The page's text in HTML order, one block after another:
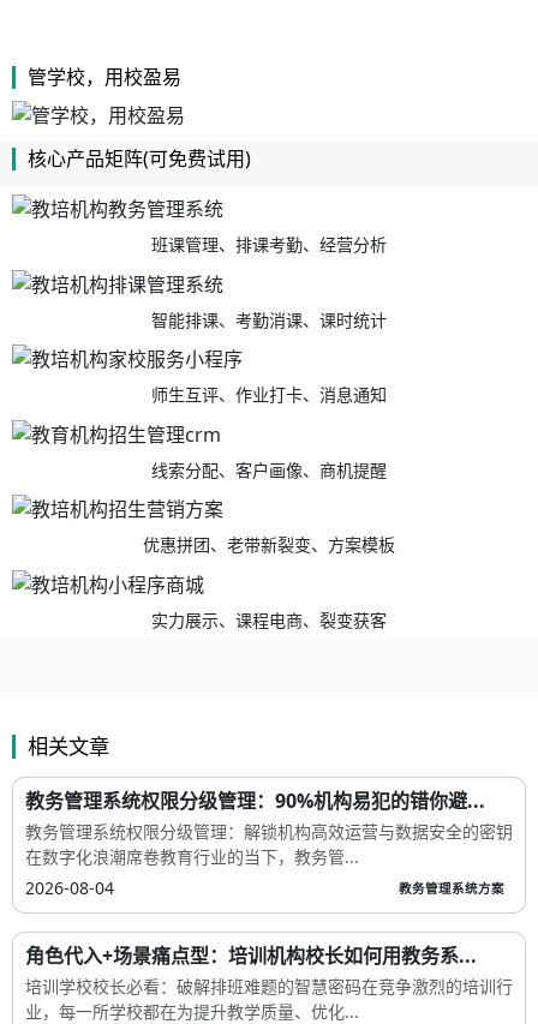
管学校，用校盈易
核心产品矩阵(可免费试用)
班课管理、排课考勤、经营分析
智能排课、考勤消课、课时统计
师生互评、作业打卡、消息通知
线索分配、客户画像、商机提醒
优惠拼团、老带新裂变、方案模板
实力展示、课程电商、裂变获客
相关文章
教务管理系统权限分级管理：90%机构易犯的错你避...
教务管理系统权限分级管理：解锁机构高效运营与数据安全的密钥
在数字化浪潮席卷教育行业的当下，教务管...
2026-08-04
教务管理系统方案
角色代入+场景痛点型：培训机构校长如何用教务系...
培训学校校长必看：破解排班难题的智慧密码在竞争激烈的培训行
业，每一所学校都在为提升教学质量、优化...